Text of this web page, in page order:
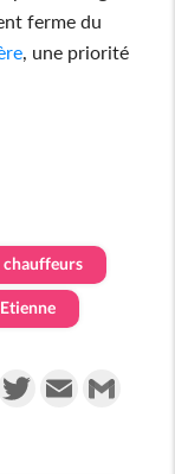
ferme du
, une priorité
chauffeurs
FacebookTwitterEmail